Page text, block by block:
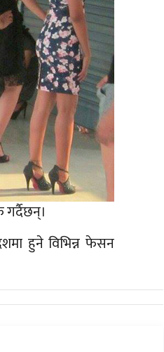
गर्दैछन्।
हुने विभिन्न फेसन